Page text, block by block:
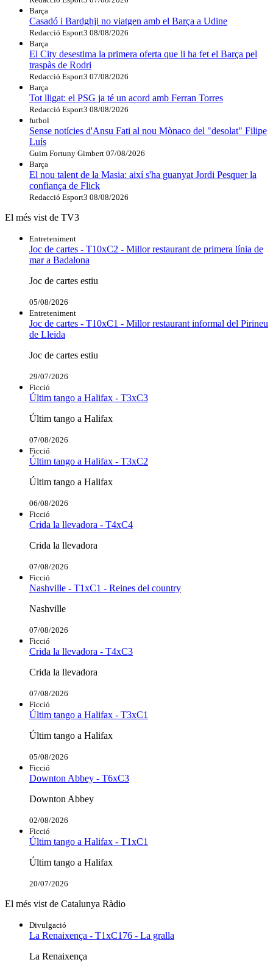
Barça
Casadó i Bardghji no viatgen amb el Barça a Udine
Redacció Esport3 08/08/2026
Barça
El City desestima la primera oferta que li ha fet el Barça pel
traspàs de Rodri
Redacció Esport3 07/08/2026
Barça
Tot lligat: el PSG ja té un acord amb Ferran Torres
Redacció Esport3 08/08/2026
futbol
Sense notícies d'Ansu Fati al nou Mònaco del "desolat" Filipe
Luís
Guim Fortuny Gimbert 07/08/2026
Barça
El nou talent de la Masia: així s'ha guanyat Jordi Pesquer la
confiança de Flick
Redacció Esport3 08/08/2026
El més vist de TV3
Entreteniment
Joc de cartes - T10xC2 - Millor restaurant de primera línia de
mar a Badalona
Joc de cartes estiu
05/08/2026
Entreteniment
Joc de cartes - T10xC1 - Millor restaurant informal del Pirineu
de Lleida
Joc de cartes estiu
29/07/2026
Ficció
Últim tango a Halifax - T3xC3
Últim tango a Halifax
07/08/2026
Ficció
Últim tango a Halifax - T3xC2
Últim tango a Halifax
06/08/2026
Ficció
Crida la llevadora - T4xC4
Crida la llevadora
07/08/2026
Ficció
Nashville - T1xC1 - Reines del country
Nashville
07/08/2026
Ficció
Crida la llevadora - T4xC3
Crida la llevadora
07/08/2026
Ficció
Últim tango a Halifax - T3xC1
Últim tango a Halifax
05/08/2026
Ficció
Downton Abbey - T6xC3
Downton Abbey
02/08/2026
Ficció
Últim tango a Halifax - T1xC1
Últim tango a Halifax
20/07/2026
El més vist de Catalunya Ràdio
Divulgació
La Renaixença - T1xC176 - La gralla
La Renaixença